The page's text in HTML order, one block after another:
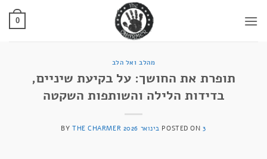
0
מהלב ואל הלב
תופרת את החושך: על בקיעת שיניים,
בדידות הלילה והשותפות השקטה
POSTED ON3 בינואר 2026 BYTHE CHARMER